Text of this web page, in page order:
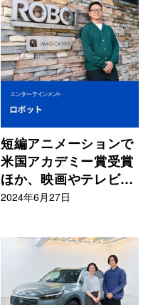
短編アニメーションで
米国アカデミー賞受賞
ほか、映画やテレビ
CM制作でも活躍
2024年6月27日